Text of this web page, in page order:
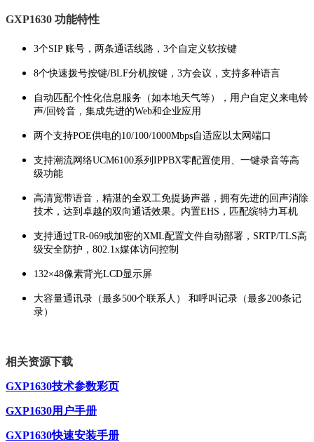
GXP1630 功能特性
3个SIP 账号，两条通话线路，3个自定义软按键
8个快速拨号按键/BLF分机按键，3方会议，支持多种语言
自动匹配个性化信息服务（如本地天气等），用户自定义来电铃
声/回铃音，集成先进的Web和企业应用
两个支持POE供电的10/100/1000Mbps自适应以太网端口
支持潮流网络UCM6100系列IPPBX零配置使用、一键录音等高
级功能
高清宽带语音，精湛的全双工免提扬声器，拥有先进的回声消除
技术，达到卓越的双向通话效果。内置EHS，匹配缤特力耳机
支持通过TR-069或加密的XML配置文件自动部署，SRTP/TLS高
级安全防护，802.1x媒体访问控制
132×48像素背光LCD显示屏
大容量通讯录（最多500个联系人） 和呼叫记录（最多200条记
录）
相关资源下载
GXP1630技术参数彩页
GXP1630用户手册
GXP1630快速安装手册